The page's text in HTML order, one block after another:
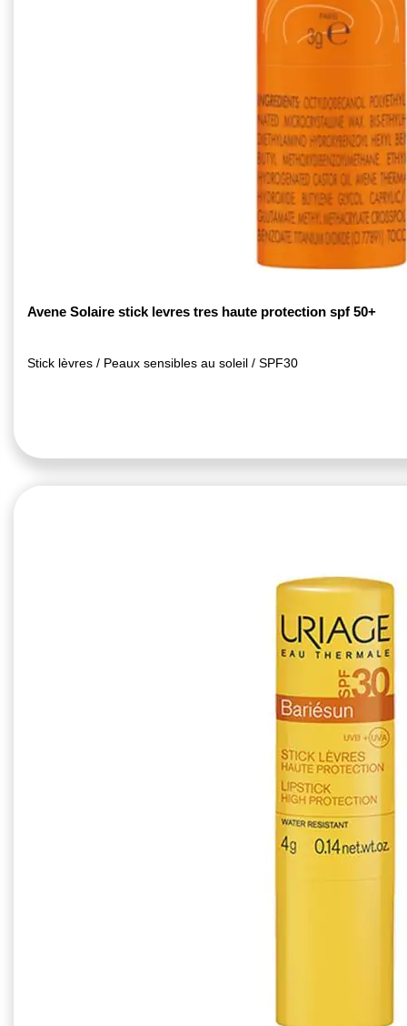
Avene Solaire stick levres tres haute protection spf 50+
Stick lèvres / Peaux sensibles au soleil / SPF30